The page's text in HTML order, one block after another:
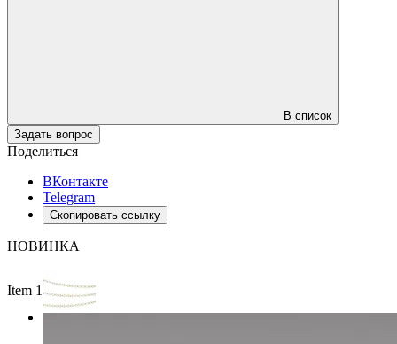
В список
Задать вопрос
Поделиться
ВКонтакте
Telegram
Скопировать ссылку
НОВИНКА
Item 1 of 3